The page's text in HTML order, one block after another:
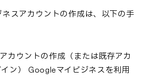
スアカウントの作成は、以下の手
カウントの作成（または既存アカ
ン） Googleマイビジネスを利用